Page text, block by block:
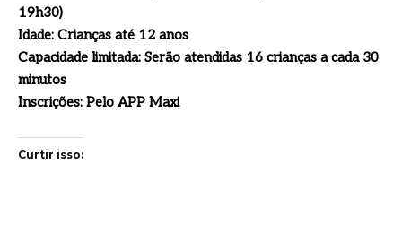
19h30)
Idade: Crianças até 12 anos
Capacidade limitada: Serão atendidas 16 crianças a cada 30
minutos
Inscrições: Pelo APP Maxi
Curtir isso: